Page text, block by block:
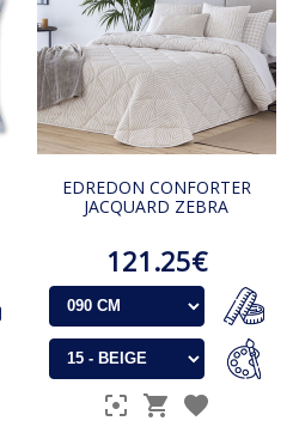
EDREDON CONFORTER
JACQUARD ZEBRA
121.25€